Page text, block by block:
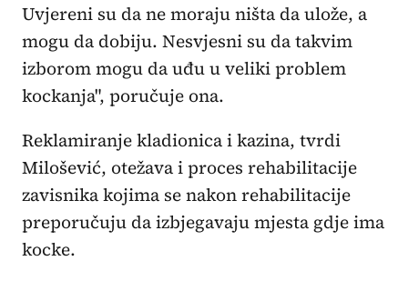
Uvjereni su da ne moraju ništa da ulože, a
mogu da dobiju. Nesvjesni su da takvim
izborom mogu da uđu u veliki problem
kockanja", poručuje ona.
Reklamiranje kladionica i kazina, tvrdi
Milošević, otežava i proces rehabilitacije
zavisnika kojima se nakon rehabilitacije
preporučuju da izbjegavaju mjesta gdje ima
kocke.